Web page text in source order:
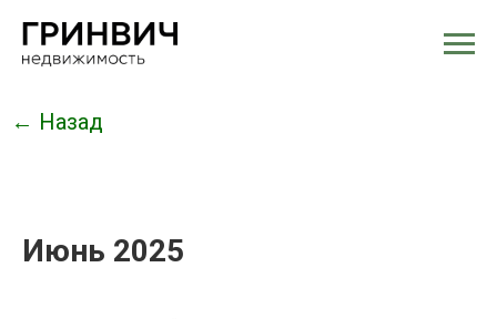
← Назад
Июнь 2025